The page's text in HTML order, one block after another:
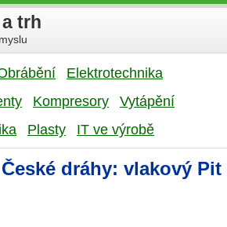
trh
Elektrotechnika
Kompresory
Vytápění
Plasty IT ve výrobě
dráhy: vlakový Pit